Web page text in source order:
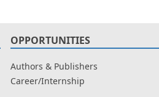
OPPORTUNITIES
Authors & Publishers
Career/Internship